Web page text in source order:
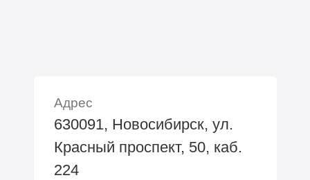
Адрес
630091, Новосибирск, ул.
Красный проспект, 50, каб.
224